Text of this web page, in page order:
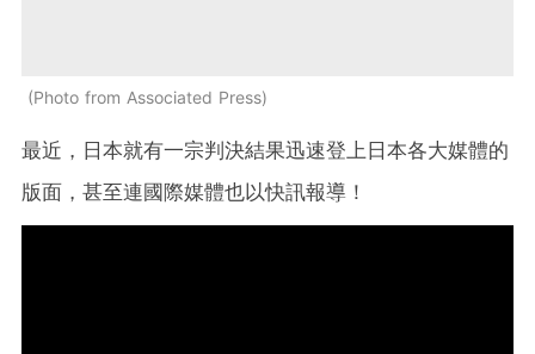
Photo from Associated Press
最近，日本就有一宗判決結果迅速登上日本各大媒體的
版面，甚至連國際媒體也以快訊報導！